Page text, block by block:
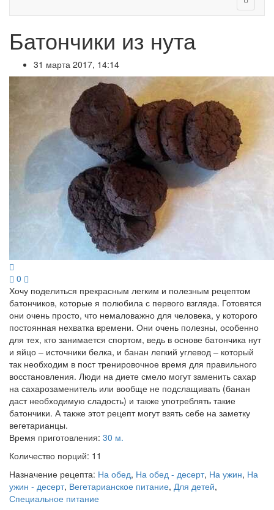
Батончики из нута
31 марта 2017, 14:14
0
Хочу поделиться прекрасным легким и полезным рецептом
батончиков, которые я полюбила с первого взгляда. Готовятся
они очень просто, что немаловажно для человека, у которого
постоянная нехватка времени. Они очень полезны, особенно
для тех, кто занимается спортом, ведь в основе батончика нут
и яйцо – источники белка, и банан легкий углевод – который
так необходим в пост тренировочное время для правильного
восстановления. Люди на диете смело могут заменить сахар
на сахарозаменитель или вообще не подслащивать (банан
даст необходимую сладость) и также употреблять такие
батончики. А также этот рецепт могут взять себе на заметку
вегетарианцы.
Время приготовления: 30 м.
Количество порций: 11
Назначение рецепта: На обед, На обед - десерт, На ужин, На
ужин - десерт, Вегетарианское питание, Для детей,
Специальное питание